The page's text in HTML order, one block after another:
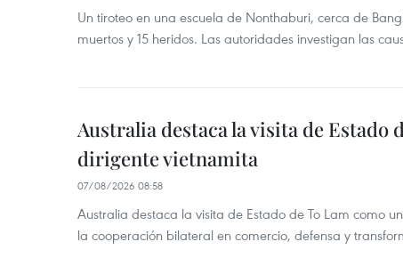
Un tiroteo en una escuela de Nonthaburi, cerca de
muertos y 15 heridos. Las autoridades investigan las
Australia destaca la visita de Estado
dirigente vietnamita
07/08/2026 08:58
Australia destaca la visita de Estado de To Lam como
la cooperación bilateral en comercio, defensa y